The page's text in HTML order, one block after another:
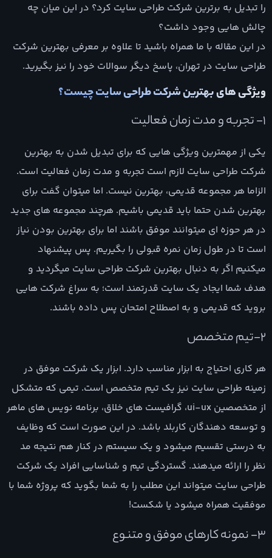
را تبدیل به برترین شرکت طراحی سایت کرد؟ در این میان چه
چالش هایی وجود داشت؟
در این مقاله با ما همراه باشید تا علاوه بر معرفی بهترین شرکت
طراحی سایت در تهران، پاسخ دیگر سوالات خود را نیز بگیرید.
ویژگی های بهترین شرکت طراحی سایت چیست؟
یکی از مهمترین ویژگی هایی که برای تبدیل شدن به بهترین
شرکت طراحی سایت لازم است تجربه و مدت زمان فعالیت است.
الزاما هر مجموعه قدیمی، بهترین نیست. اما میتوان گفت برای
بهترین شدن حتما باید قدیمی باشیم. هرچند مجموعه های جدید
در هر حوزه ای میتوانند موفق باشند اما برای بهترین بودن نیاز
است تا در طول زمان نمره قبولی را بگیریم. پس پیشنهاد
میکنیم اگر به دنبال بهترین شرکت طراحی سایت میگردید و
هدف شما ایجاد یک سایت قدرتمند است؛ به سراغ شرکت هایی
بروید که قدیمی و به اصطلاح امتحان پس داده باشند.
2-تیم متخصص
هر کاری احتیاج به ابزار مناسب دارد. ابزار یک شرکت موفق در
زمینه طراحی سایت نیز یک تیم متخصص است. تیمی که متشکل
از متخصصین ui-ux، گرافیست های خلاق، برنامه نویس های ماهر
و توسعه دهندگان کاربلد باشد. در این صورت است که وظایف
به درستی تقسیم میشود و یک سیستم در کنار هم نتیجه مد
نظر را ارائه میدهند. گستردگی تیم و شناسایی افراد یک شرکت
طراحی سایت میتواند این مطلب را به شما بگوید که پروژه شما با
موفقیت همراه میشود یا شکست!
3- نمونه کارهای موفق و متنوع